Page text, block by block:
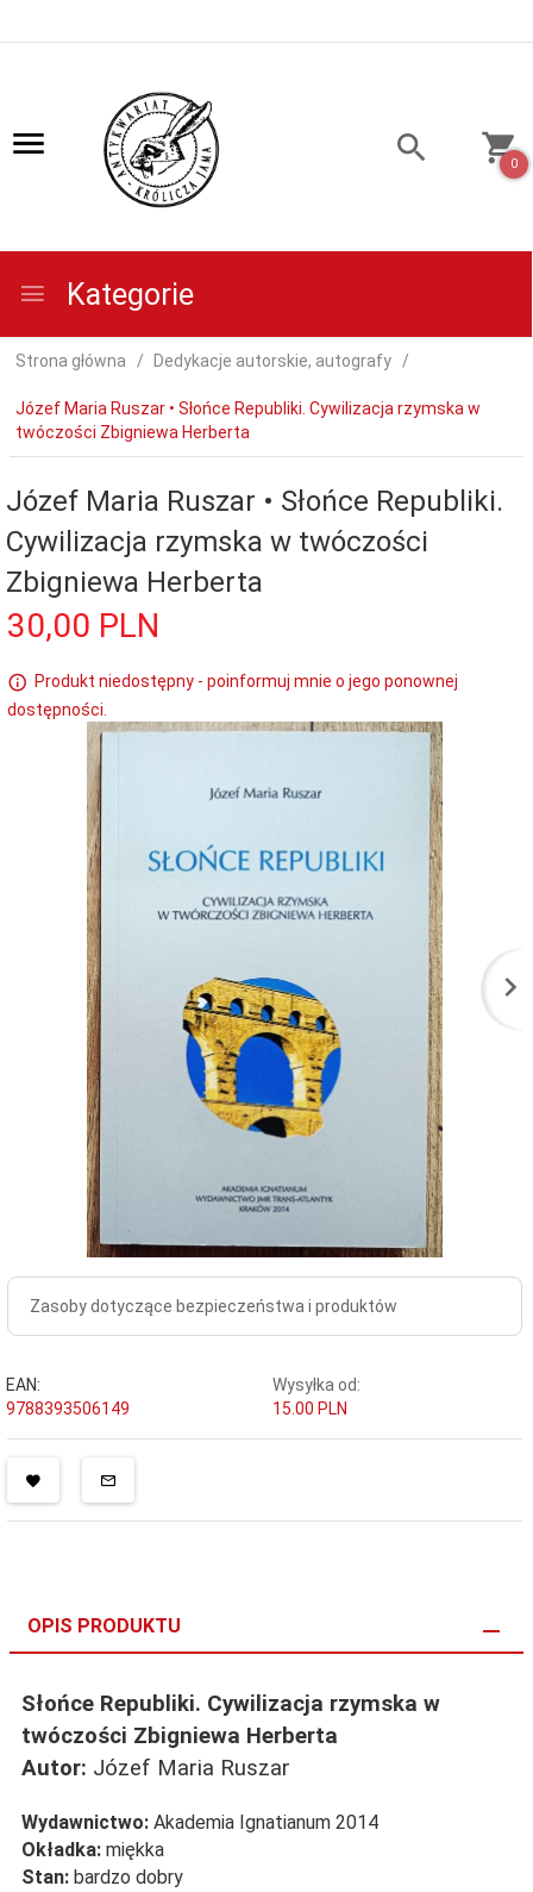
0
Kategorie
Strona główna Dedykacje autorskie, autografy
Józef Maria Ruszar • Słońce Republiki. Cywilizacja rzymska w
twóczości Zbigniewa Herberta
Józef Maria Ruszar • Słońce Republiki.
Cywilizacja rzymska w twóczości
Zbigniewa Herberta
30,00 PLN
Produkt niedostępny - poinformuj mnie o jego ponownej
dostępności.
Zasoby dotyczące bezpieczeństwa i produktów
EAN:
9788393506149
Wysyłka od:
15.00 PLN
OPIS PRODUKTU
Słońce Republiki. Cywilizacja rzymska w
twóczości Zbigniewa Herberta
Autor: Józef Maria Ruszar
Wydawnictwo: Akademia Ignatianum 2014
Okładka: miękka
Stan: bardzo dobry